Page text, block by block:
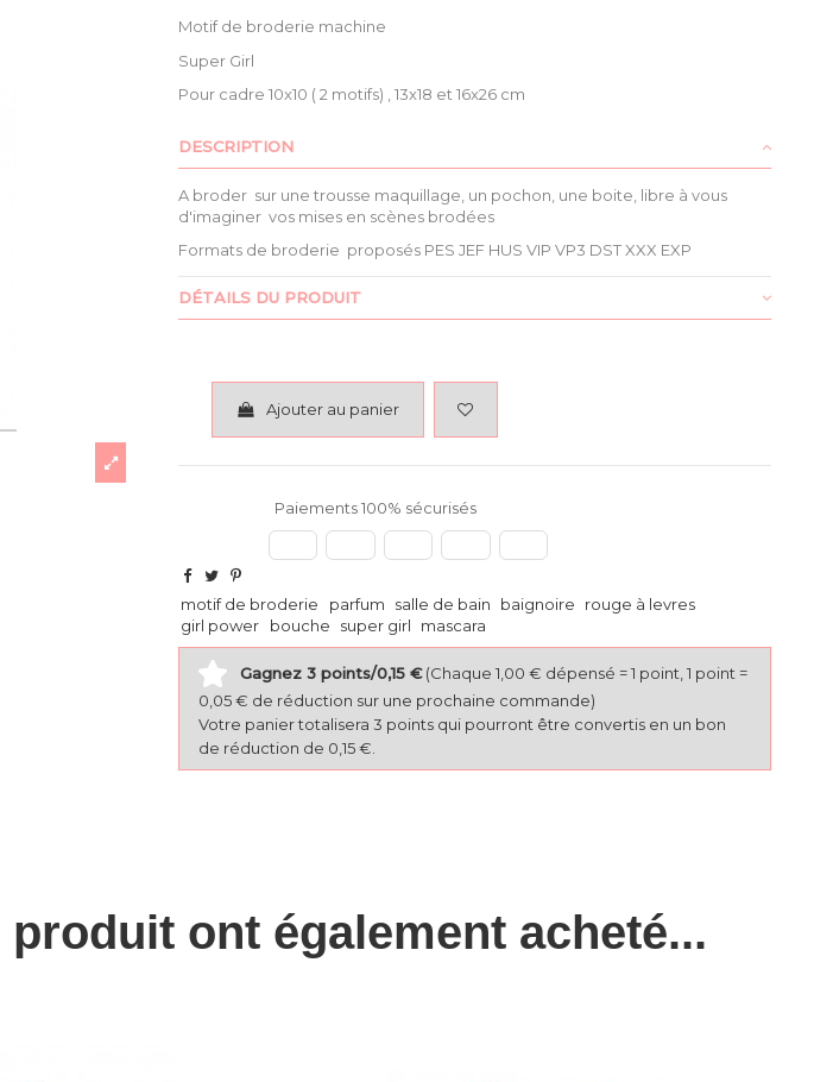
Motif de broderie machine
Super Girl
Pour cadre 10x10 ( 2 motifs) , 13x18 et 16x26 cm
DESCRIPTION
A broder sur une trousse maquillage, un pochon, une boite, libre à vous
d'imaginer vos mises en scènes brodées
Formats de broderie proposés PES JEF HUS VIP VP3 DST XXX EXP
DÉTAILS DU PRODUIT
Ajouter au panier
Paiements 100% sécurisés
motif de broderie parfum salle de bain baignoire
rouge à levres
girl power
bouche super girl mascara
Gagnez 3 points/0,15 € (Chaque 1,00 € dépensé = 1 point, 1 point =
0,05 € de réduction sur une prochaine commande)
Votre panier totalisera 3 points qui pourront être convertis en un bon
de réduction de 0,15 €.
ont également acheté...